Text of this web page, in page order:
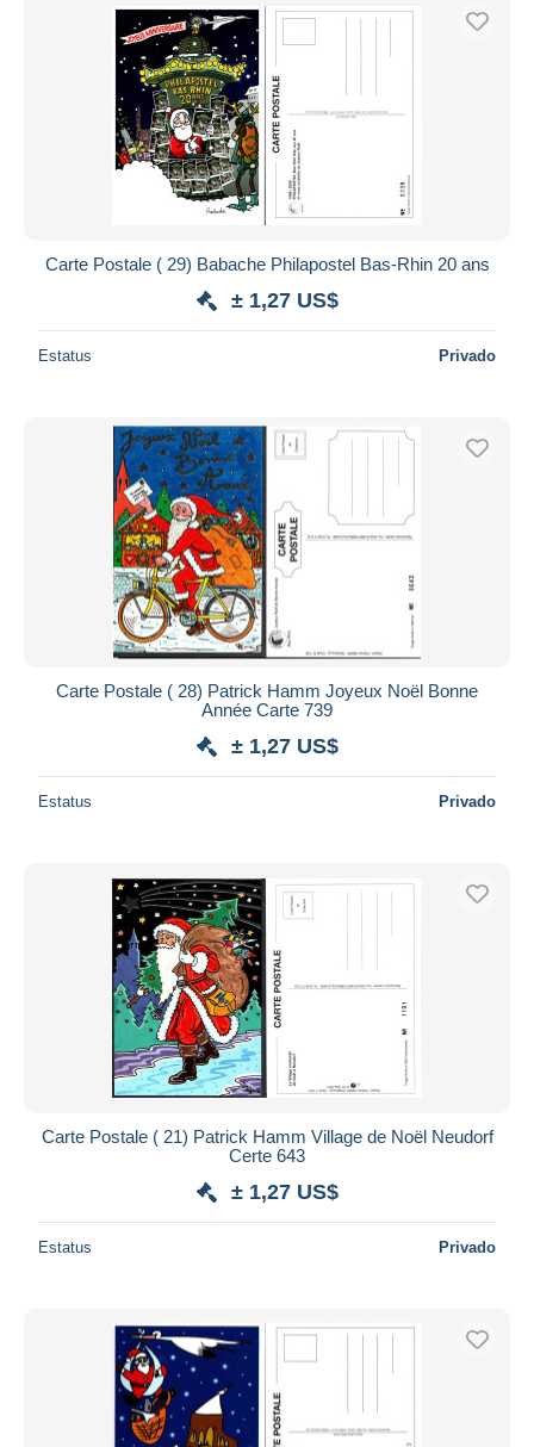
Carte Postale ( 29) Babache Philapostel Bas-Rhin 20 ans
± 1,27 US$
Estatus Privado
Carte Postale ( 28) Patrick Hamm Joyeux Noël Bonne
Année Carte 739
± 1,27 US$
Estatus Privado
Carte Postale ( 21) Patrick Hamm Village de Noël Neudorf
Certe 643
± 1,27 US$
Estatus Privado